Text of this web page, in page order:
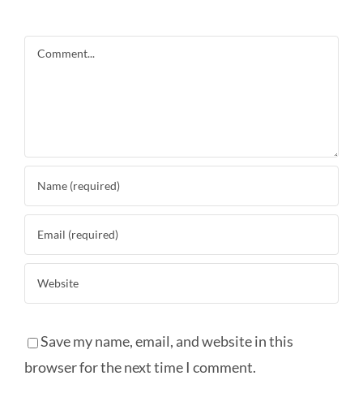
Comment
Save my name, email, and website in this
browser for the next time I comment.